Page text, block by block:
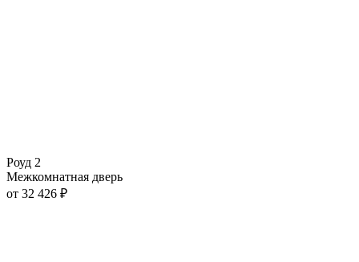
Роуд 2
Межкомнатная дверь
от 32 426 ₽